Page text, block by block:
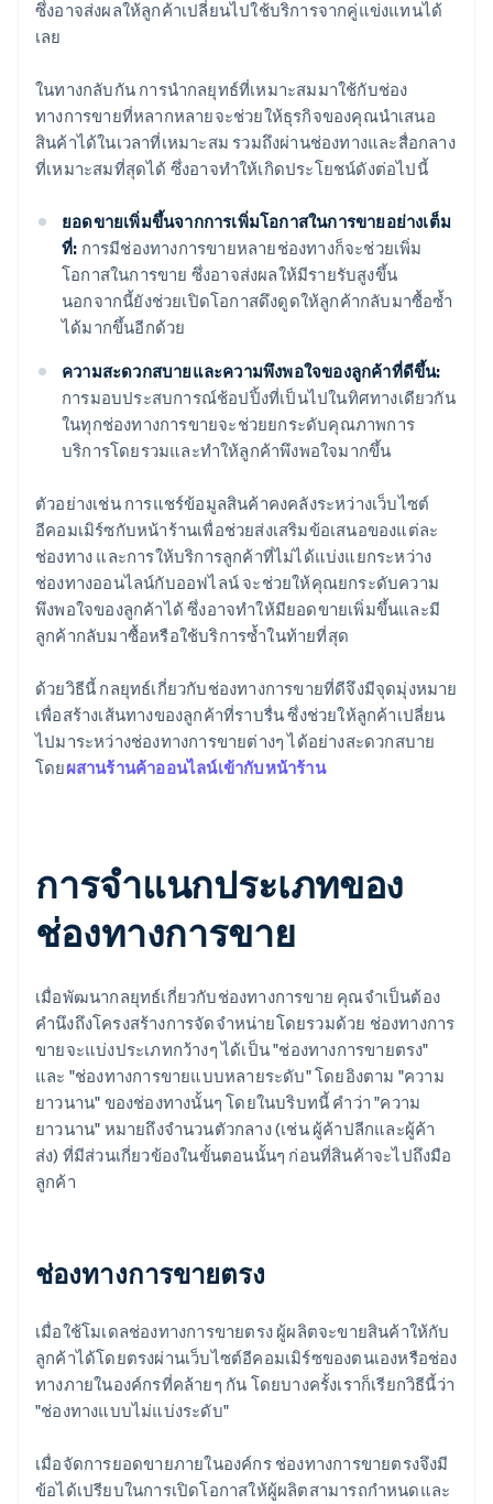
ซึ่งอาจส่งผลให้ลูกค้าเปลี่ยนไปใช้บริการจากคู่แข่งแทนได้
เลย
ในทางกลับกัน การนำกลยุทธ์ที่เหมาะสมมาใช้กับช่อง
ทางการขายที่หลากหลายจะช่วยให้ธุรกิจของคุณนำเสนอ
สินค้าได้ในเวลาที่เหมาะสม รวมถึงผ่านช่องทางและสื่อกลาง
ที่เหมาะสมที่สุดได้ ซึ่งอาจทำให้เกิดประโยชน์ดังต่อไปนี้
ยอดขายเพิ่มขึ้นจากการเพิ่มโอกาสในการขายอย่างเต็ม
ที่: การมีช่องทางการขายหลายช่องทางก็จะช่วยเพิ่ม
โอกาสในการขาย ซึ่งอาจส่งผลให้มีรายรับสูงขึ้น
นอกจากนี้ยังช่วยเปิดโอกาสดึงดูดให้ลูกค้ากลับมาซื้อซ้ำ
ได้มากขึ้นอีกด้วย
ความสะดวกสบายและความพึงพอใจของลูกค้าที่ดีขึ้น:
การมอบประสบการณ์ช้อปปิ้งที่เป็นไปในทิศทางเดียวกัน
ในทุกช่องทางการขายจะช่วยยกระดับคุณภาพการ
บริการโดยรวมและทำให้ลูกค้าพึงพอใจมากขึ้น
ตัวอย่างเช่น การแชร์ข้อมูลสินค้าคงคลังระหว่างเว็บไซต์
อีคอมเมิร์ซกับหน้าร้านเพื่อช่วยส่งเสริมข้อเสนอของแต่ละ
ช่องทาง และการให้บริการลูกค้าที่ไม่ได้แบ่งแยกระหว่าง
ช่องทางออนไลน์กับออฟไลน์ จะช่วยให้คุณยกระดับความ
พึงพอใจของลูกค้าได้ ซึ่งอาจทำให้มียอดขายเพิ่มขึ้นและมี
ลูกค้ากลับมาซื้อหรือใช้บริการซ้ำในท้ายที่สุด
ด้วยวิธีนี้ กลยุทธ์เกี่ยวกับช่องทางการขายที่ดีจึงมีจุดมุ่งหมาย
เพื่อสร้างเส้นทางของลูกค้าที่ราบรื่น ซึ่งช่วยให้ลูกค้าเปลี่ยน
ไปมาระหว่างช่องทางการขายต่างๆ ได้อย่างสะดวกสบาย
โดยผสานร้านค้าออนไลน์เข้ากับหน้าร้าน
การจำแนกประเภทของ
ช่องทางการขาย
เมื่อพัฒนากลยุทธ์เกี่ยวกับช่องทางการขาย คุณจำเป็นต้อง
คำนึงถึงโครงสร้างการจัดจำหน่ายโดยรวมด้วย ช่องทางการ
ขายจะแบ่งประเภทกว้างๆ ได้เป็น "ช่องทางการขายตรง"
และ "ช่องทางการขายแบบหลายระดับ" โดยอิงตาม "ความ
ยาวนาน" ของช่องทางนั้นๆ โดยในบริบทนี้ คำว่า "ความ
ยาวนาน" หมายถึงจำนวนตัวกลาง (เช่น ผู้ค้าปลีกและผู้ค้า
ส่ง) ที่มีส่วนเกี่ยวข้องในขั้นตอนนั้นๆ ก่อนที่สินค้าจะไปถึงมือ
ลูกค้า
ช่องทางการขายตรง
เมื่อใช้โมเดลช่องทางการขายตรง ผู้ผลิตจะขายสินค้าให้กับ
ลูกค้าได้โดยตรงผ่านเว็บไซต์อีคอมเมิร์ซของตนเองหรือช่อง
ทางภายในองค์กรที่คล้ายๆ กัน โดยบางครั้งเราก็เรียกวิธีนี้ว่า
"ช่องทางแบบไม่แบ่งระดับ"
เมื่อจัดการยอดขายภายในองค์กร ช่องทางการขายตรงจึงมี
ข้อได้เปรียบในการเปิดโอกาสให้ผู้ผลิตสามารถกำหนดและ